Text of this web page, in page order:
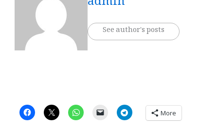
See author's posts
More